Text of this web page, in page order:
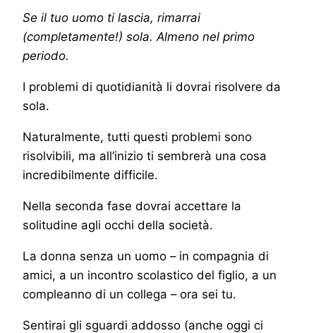
Se il tuo uomo ti lascia, rimarrai
(completamente!) sola. Almeno nel primo
periodo.
I problemi di quotidianità li dovrai risolvere da
sola.
Naturalmente, tutti questi problemi sono
risolvibili, ma all’inizio ti sembrerà una cosa
incredibilmente difficile.
Nella seconda fase dovrai accettare la
solitudine agli occhi della società.
La donna senza un uomo – in compagnia di
amici, a un incontro scolastico del figlio, a un
compleanno di un collega – ora sei tu.
Sentirai gli sguardi addosso (anche oggi ci